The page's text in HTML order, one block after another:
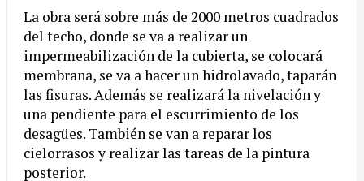
La obra será sobre más de 2000 metros cuadrados
del techo, donde se va a realizar un
impermeabilización de la cubierta, se colocará
membrana, se va a hacer un hidrolavado, taparán
las fisuras. Además se realizará la nivelación y
una pendiente para el escurrimiento de los
desagües. También se van a reparar los
cielorrasos y realizar las tareas de la pintura
posterior.